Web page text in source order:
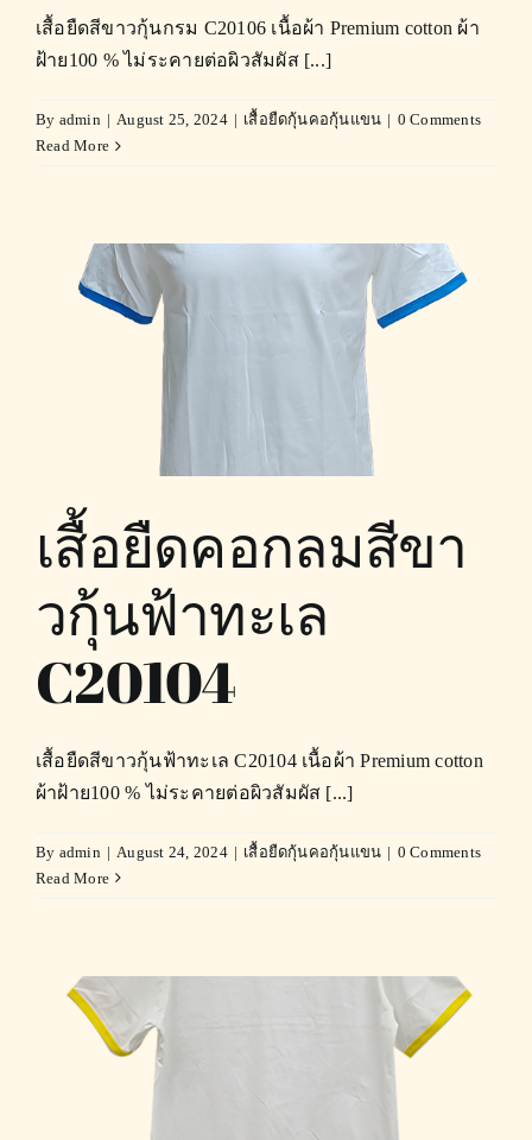
เสื้อยืดสีขาวกุ้นกรม C20106 เนื้อผ้า Premium cotton ผ้า
ฝ้าย100 % ไม่ระคายต่อผิวสัมผัส [...]
By admin | August 25, 2024 | เสื้อยืดกุ้นคอกุ้นแขน | 0 Comments
Read More
เสื้อยืดคอกลมสีขา
วกุ้นฟ้าทะเล
C20104
เสื้อยืดสีขาวกุ้นฟ้าทะเล C20104 เนื้อผ้า Premium cotton
ผ้าฝ้าย100 % ไม่ระคายต่อผิวสัมผัส [...]
By admin | August 24, 2024 | เสื้อยืดกุ้นคอกุ้นแขน | 0 Comments
Read More